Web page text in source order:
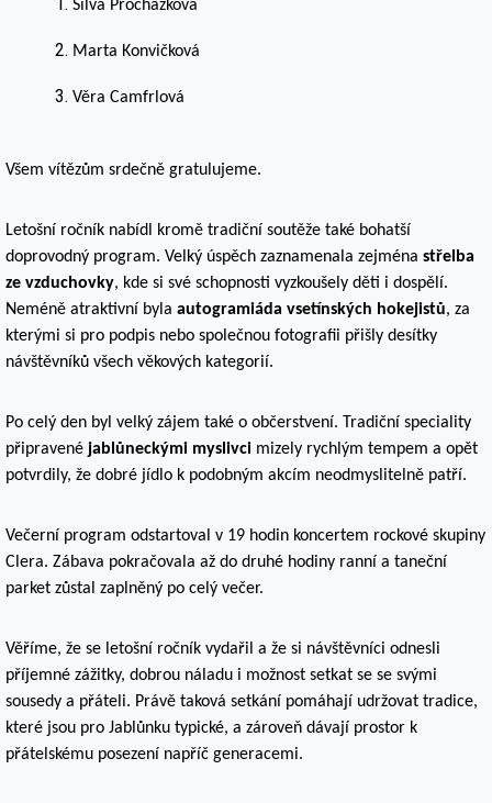
Silva Procházková
Marta Konvičková
Věra Camfrlová
Všem vítězům srdečně gratulujeme.
Letošní ročník nabídl kromě tradiční soutěže také bohatší
doprovodný program. Velký úspěch zaznamenala zejména střelba
ze vzduchovky, kde si své schopnosti vyzkoušely děti i dospělí.
Neméně atraktivní byla autogramiáda vsetínských hokejistů, za
kterými si pro podpis nebo společnou fotografii přišly desítky
návštěvníků všech věkových kategorií.
Po celý den byl velký zájem také o občerstvení. Tradiční speciality
připravené jablůneckými myslivci mizely rychlým tempem a opět
potvrdily, že dobré jídlo k podobným akcím neodmyslitelně patří.
Večerní program odstartoval v 19 hodin koncertem rockové skupiny
Clera. Zábava pokračovala až do druhé hodiny ranní a taneční
parket zůstal zaplněný po celý večer.
Věříme, že se letošní ročník vydařil a že si návštěvníci odnesli
příjemné zážitky, dobrou náladu i možnost setkat se se svými
sousedy a přáteli. Právě taková setkání pomáhají udržovat tradice,
které jsou pro Jablůnku typické, a zároveň dávají prostor k
přátelskému posezení napříč generacemi.